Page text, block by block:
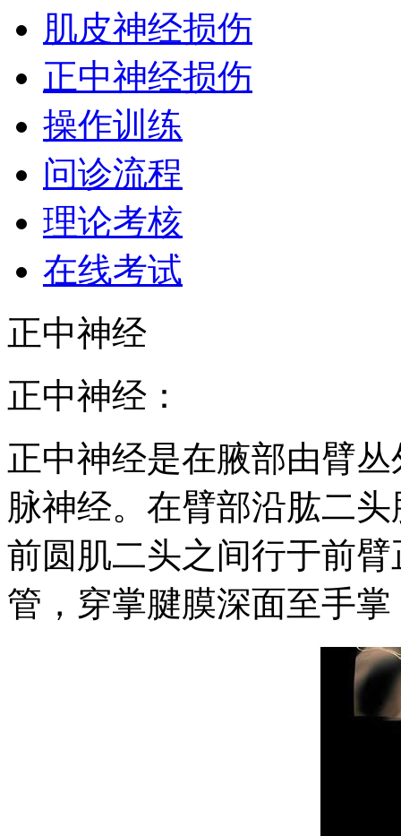
肌皮神经损伤
正中神经损伤
操作训练
问诊流程
理论考核
在线考试
正中神经
正中神经：
正中神经是在腋部由臂
脉神经。在臂部沿肱二
前圆肌二头之间行于前
管，穿掌腱膜深面至手